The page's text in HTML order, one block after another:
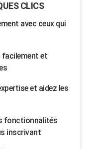
CLICS
avec ceux qui
facilement et
et aidez les
fonctionnalités
inscrivant